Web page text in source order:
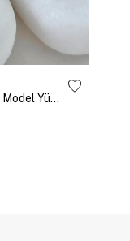
Altın Kaplama Opal Taşlı Göz Model Yüzük Pembe